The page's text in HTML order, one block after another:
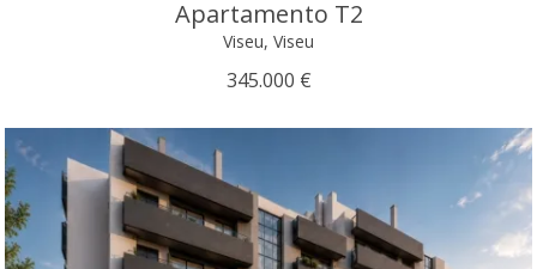
Apartamento T2
Viseu, Viseu
345.000 €